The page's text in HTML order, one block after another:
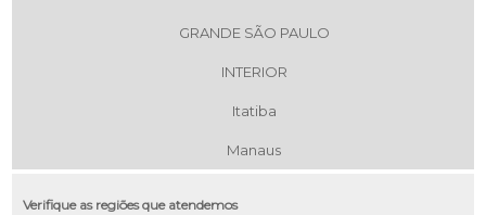
GRANDE SÃO PAULO
INTERIOR
Itatiba
Manaus
Verifique as regiões que atendemos